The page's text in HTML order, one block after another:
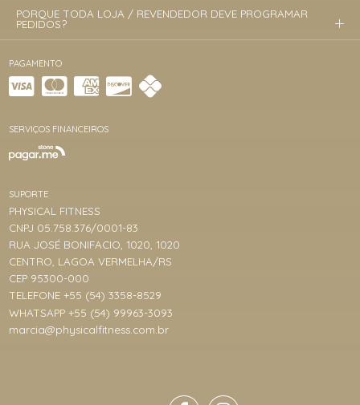
PAGAMENTO
SERVIÇOS FINANCEIROS
SUPORTE
PHYSICAL FITNESS
CNPJ 05.758.376/0001-83
RUA JOSÉ BONIFACIO, 1020, 1020
CENTRO, LAGOA VERMELHA/RS
CEP 95300-000
TELEFONE +55 (54) 3358-8529
WHATSAPP +55 (54) 99963-3093
marcia@physicalfitness.com.br
PORQUE TODA LOJA / REVENDEDOR DEVE PROGRAMAR
PEDIDOS?